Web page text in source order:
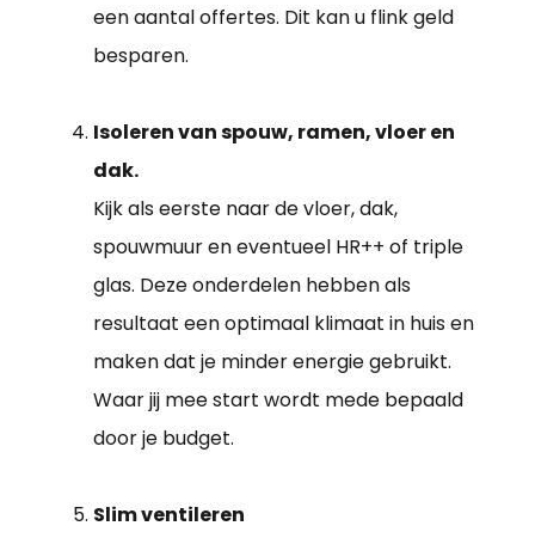
een aantal offertes. Dit kan u flink geld
besparen.
Isoleren van spouw, ramen, vloer en
dak.
Kijk als eerste naar de vloer, dak,
spouwmuur en eventueel HR++ of triple
glas. Deze onderdelen hebben als
resultaat een optimaal klimaat in huis en
maken dat je minder energie gebruikt.
Waar jij mee start wordt mede bepaald
door je budget.
Slim ventileren